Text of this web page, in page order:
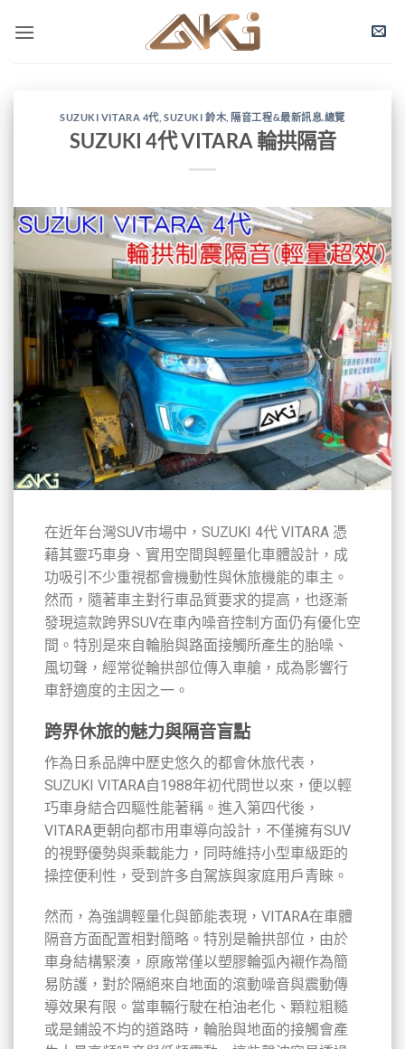
SUZUKI VITARA 4代,SUZUKI 鈴木, 隔音工程&最新訊息.總覽
SUZUKI 4代 VITARA 輪拱隔音
在近年台灣SUV市場中，SUZUKI 4代 VITARA 憑
藉其靈巧車身、實用空間與輕量化車體設計，成
功吸引不少重視都會機動性與休旅機能的車主。
然而，隨著車主對行車品質要求的提高，也逐漸
發現這款跨界SUV在車內噪音控制方面仍有優化空
間。特別是來自輪胎與路面接觸所產生的胎噪、
風切聲，經常從輪拱部位傳入車艙，成為影響行
車舒適度的主因之一。
跨界休旅的魅力與隔音盲點
作為日系品牌中歷史悠久的都會休旅代表，
SUZUKI VITARA自1988年初代問世以來，便以輕
巧車身結合四驅性能著稱。進入第四代後，
VITARA更朝向都市用車導向設計，不僅擁有SUV
的視野優勢與乘載能力，同時維持小型車級距的
操控便利性，受到許多自駕族與家庭用戶青睞。
然而，為強調輕量化與節能表現，VITARA在車體
隔音方面配置相對簡略。特別是輪拱部位，由於
車身結構緊湊，原廠常僅以塑膠輪弧內襯作為簡
易防護，對於隔絕來自地面的滾動噪音與震動傳
導效果有限。當車輛行駛在柏油老化、顆粒粗糙
或是鋪設不均的道路時，輪胎與地面的接觸會產